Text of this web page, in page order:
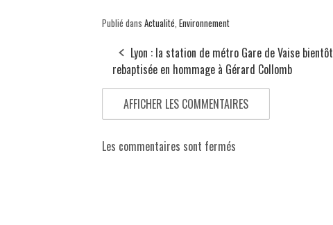
Publié dans Actualité Environnement
Lyon : la station de métro Gare de Vaise bientôt
rebaptisée en hommage à Gérard Collomb
AFFICHER LES COMMENTAIRES
Les commentaires sont fermés